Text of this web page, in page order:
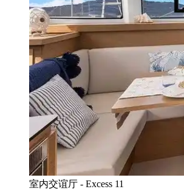
室内交谊厅 - Excess 11